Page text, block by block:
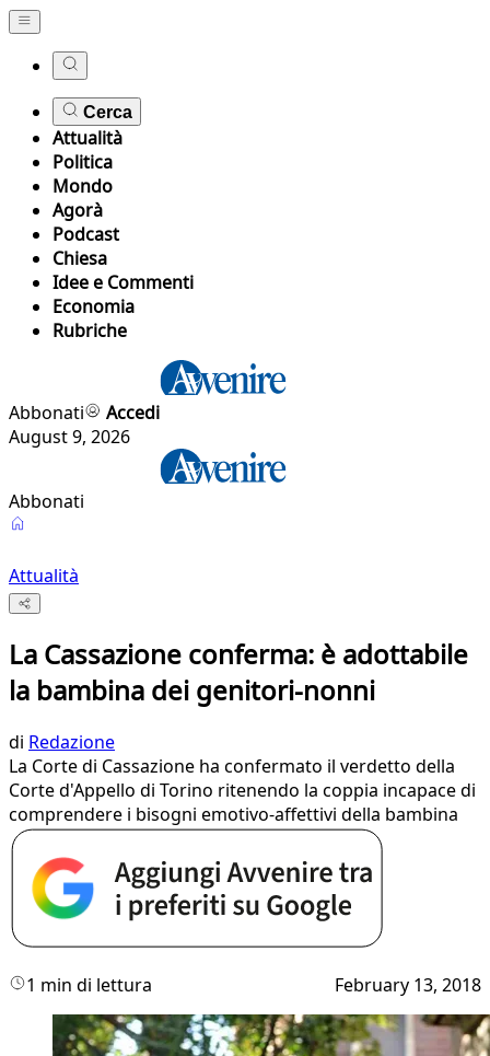
Cerca
Attualità
Politica
Mondo
Agorà
Podcast
Chiesa
Idee e Commenti
Economia
Rubriche
Abbonati
Accedi
August 9, 2026
Abbonati
Attualità
La Cassazione conferma: è adottabile
la bambina dei genitori-nonni
di Redazione
La Corte di Cassazione ha confermato il verdetto della
Corte d'Appello di Torino ritenendo la coppia incapace di
comprendere i bisogni emotivo-affettivi della bambina
1 min di lettura February 13, 2018